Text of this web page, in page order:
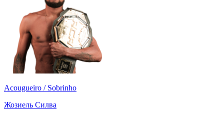
Acougueiro / Sobrinho
Жозиель Силва